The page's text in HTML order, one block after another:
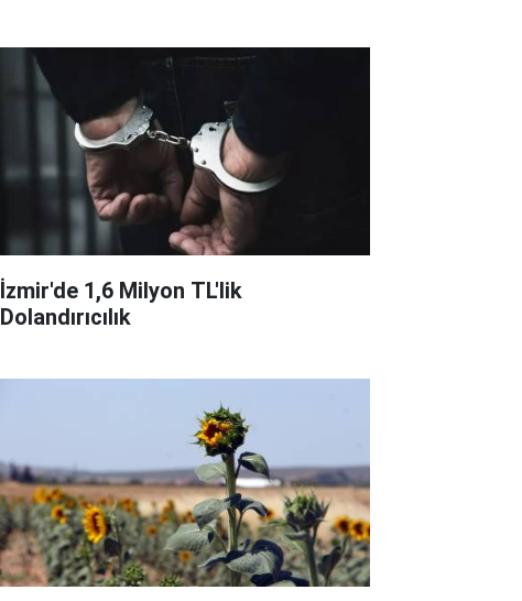
İzmir'de 1,6 Milyon TL'lik
Dolandırıcılık